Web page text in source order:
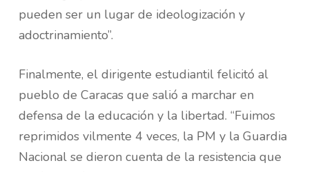
pueden ser un lugar de ideologización y
adoctrinamiento”.
Finalmente, el dirigente estudiantil felicitó al
pueblo de Caracas que salió a marchar en
defensa de la educación y la libertad. “Fuimos
reprimidos vilmente 4 veces, la PM y la Guardia
Nacional se dieron cuenta de la resistencia que